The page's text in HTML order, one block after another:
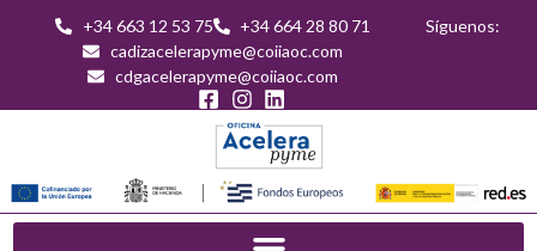
+34 663 12 53 75
+34 664 28 80 71
cadizacelerapyme@coiiaoc.com
cdgacelerapyme@coiiaoc.com
Síguenos: